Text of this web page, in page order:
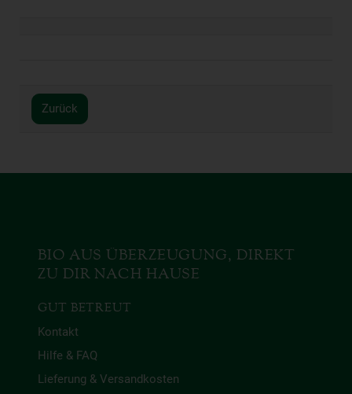
Zurück
BIO AUS ÜBERZEUGUNG, DIREKT
ZU DIR NACH HAUSE
GUT BETREUT
Kontakt
Hilfe & FAQ
Lieferung & Versandkosten